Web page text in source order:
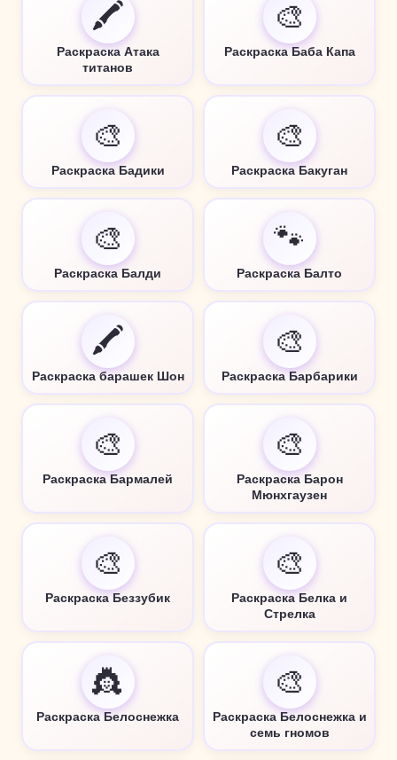
🖍️
Раскраска Атака
титанов
🎨
Раскраска Баба Капа
🎨
Раскраска Бадики
🎨
Раскраска Бакуган
🎨
Раскраска Балди
🐾
Раскраска Балто
🖍️
Раскраска барашек Шон
🎨
Раскраска Барбарики
🎨
Раскраска Бармалей
🎨
Раскраска Барон
Мюнхгаузен
🎨
Раскраска Беззубик
🎨
Раскраска Белка и
Стрелка
👸
Раскраска Белоснежка
🎨
Раскраска Белоснежка и
семь гномов